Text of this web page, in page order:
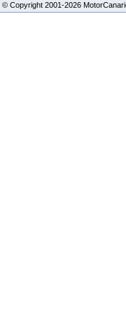
© Copyright 2001-2026